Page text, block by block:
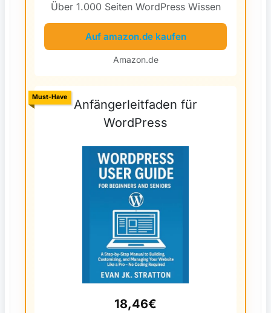
Über 1.000 Seiten WordPress Wissen
Auf amazon.de kaufen
Amazon.de
Anfängerleitfaden für
WordPress
Must-Have
18,46€